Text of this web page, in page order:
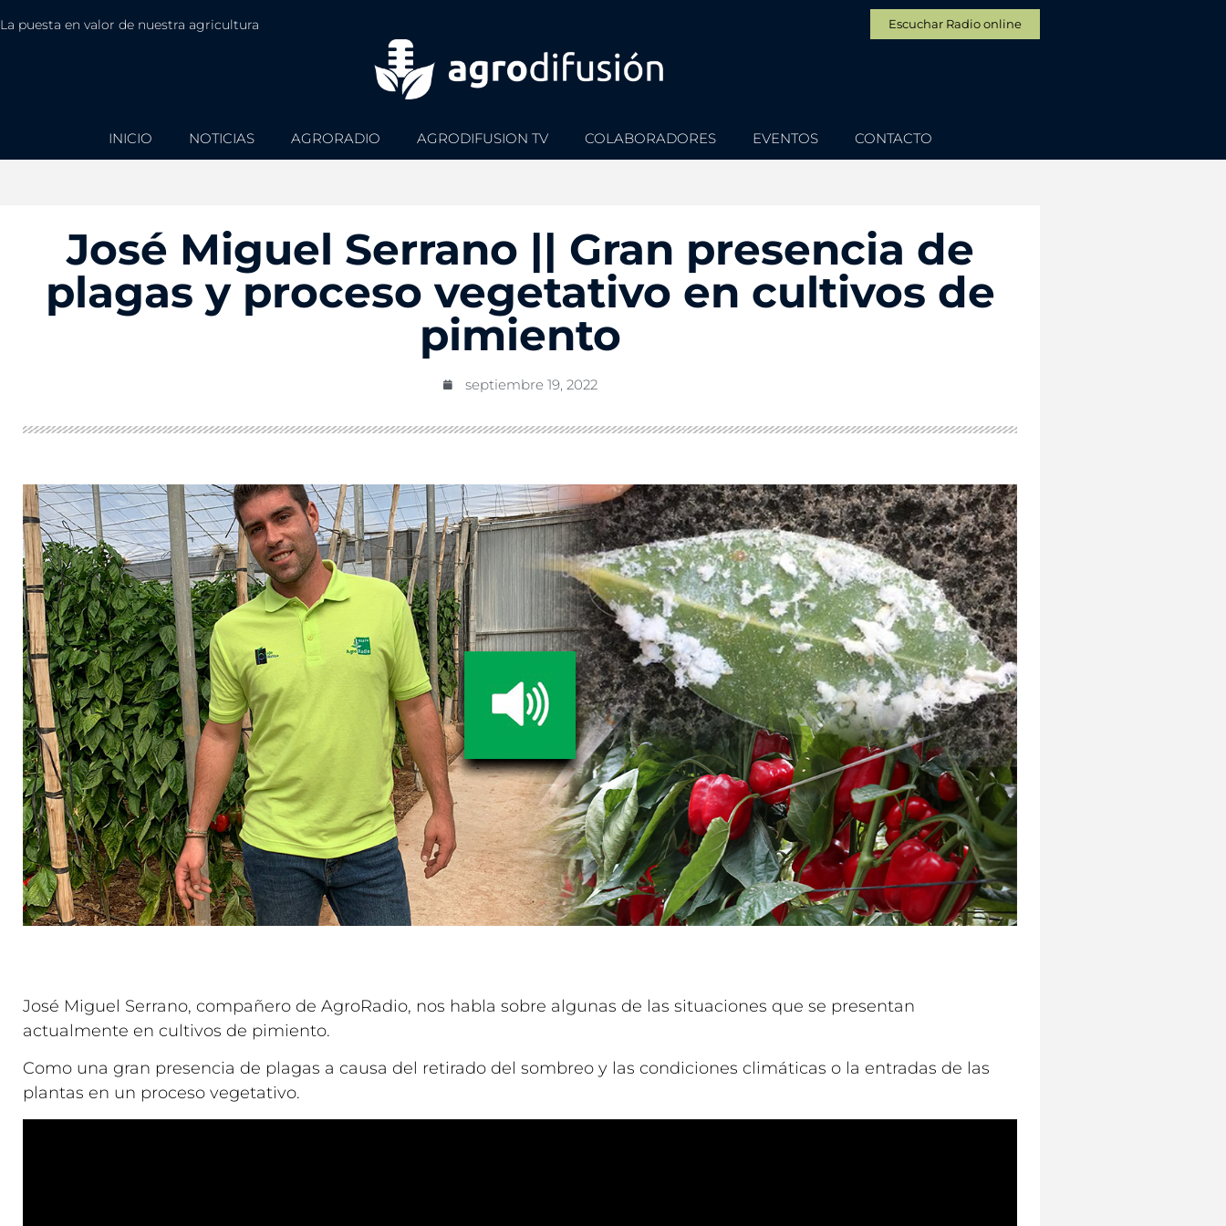
La puesta en valor de nuestra agricultura Escuchar Radio online
INICIO NOTICIAS AGRORADIO AGRODIFUSION TV COLABORADORES EVENTOS CONTACTO
José Miguel Serrano || Gran presencia de
plagas y proceso vegetativo en cultivos de
pimiento
septiembre 19, 2022
José Miguel Serrano, compañero de AgroRadio, nos habla sobre algunas de las situaciones que se presentan
actualmente en cultivos de pimiento.
Como una gran presencia de plagas a causa del retirado del sombreo y las condiciones climáticas o la entradas de las
plantas en un proceso vegetativo.